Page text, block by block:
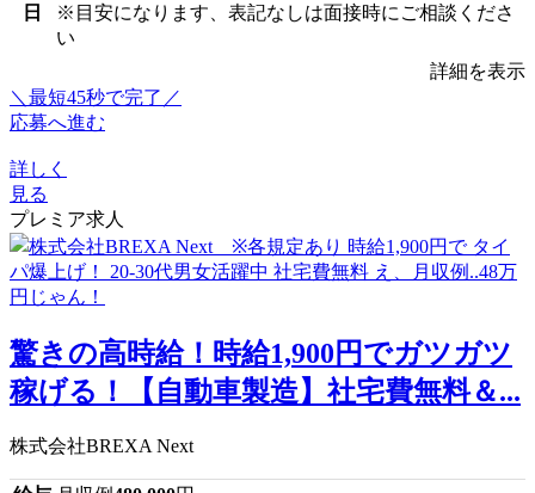
日
※目安になります、表記なしは面接時にご相談くださ
い
詳細を表示
＼最短45秒で完了／
応募へ進む
詳しく
見る
プレミア求人
驚きの高時給！時給1,900円でガツガツ
稼げる！【自動車製造】社宅費無料＆...
株式会社BREXA Next